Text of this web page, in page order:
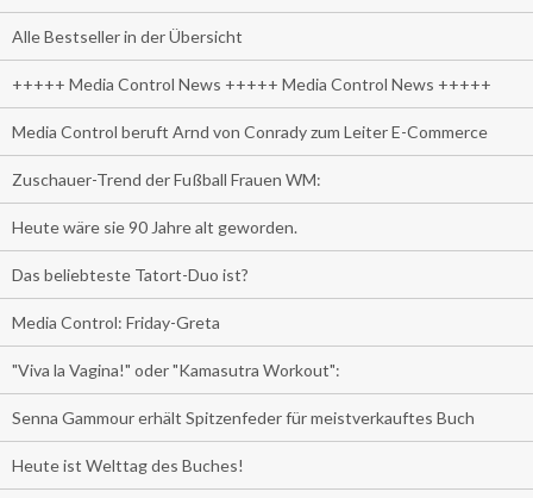
Alle Bestseller in der Übersicht
+++++ Media Control News +++++ Media Control News +++++
Media Control beruft Arnd von Conrady zum Leiter E-Commerce
Zuschauer-Trend der Fußball Frauen WM:
Heute wäre sie 90 Jahre alt geworden.
Das beliebteste Tatort-Duo ist?
Media Control: Friday-Greta
"Viva la Vagina!" oder "Kamasutra Workout":
Senna Gammour erhält Spitzenfeder für meistverkauftes Buch
Heute ist Welttag des Buches!